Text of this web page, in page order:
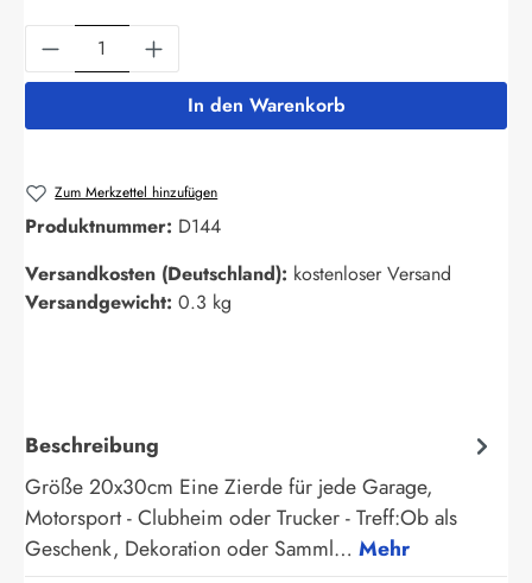
Produkt Anzahl: Gib den gewünschten
In den Warenkorb
Zum Merkzettel hinzufügen
Produktnummer: D144
Versandkosten (Deutschland): kostenloser Versand
Versandgewicht: 0.3 kg
Beschreibung
Größe 20x30cm Eine Zierde für jede Garage,
Motorsport - Clubheim oder Trucker - Treff:Ob als
Geschenk, Dekoration oder Samml… Mehr